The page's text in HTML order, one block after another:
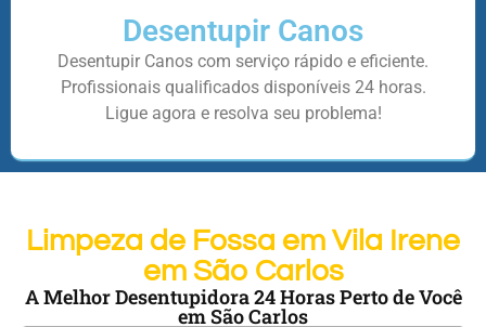
Desentupir Canos
Desentupir Canos com serviço rápido e eficiente.
Profissionais qualificados disponíveis 24 horas.
Ligue agora e resolva seu problema!
Limpeza de Fossa em Vila Irene
em São Carlos
A Melhor Desentupidora 24 Horas Perto de Você
em São Carlos